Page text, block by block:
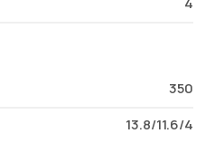
350
13.8/11.6/4